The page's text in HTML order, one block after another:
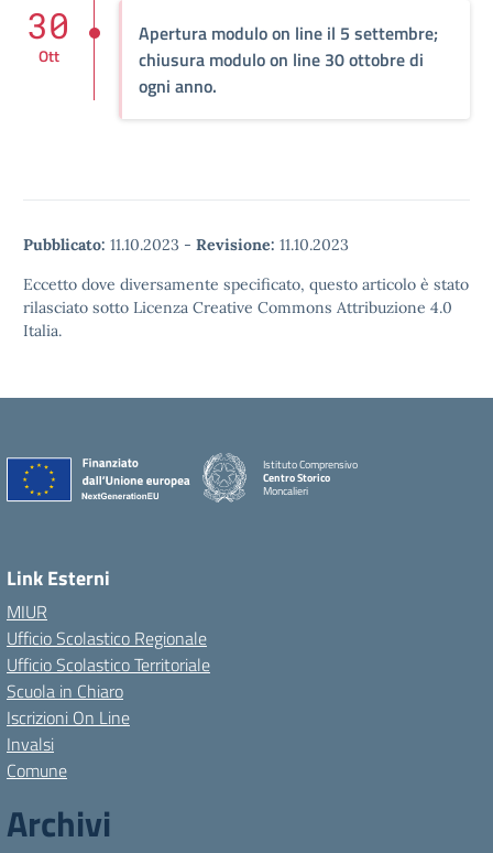
Apertura modulo on line il 5 settembre;
chiusura modulo on line 30 ottobre di
ogni anno.
30
Ott
Pubblicato: 11.10.2023 - Revisione: 11.10.2023
Eccetto dove diversamente specificato, questo articolo è stato
rilasciato sotto Licenza Creative Commons Attribuzione 4.0
Italia.
Istituto Comprensivo
Centro Storico
Moncalieri
Link Esterni
MIUR
Ufficio Scolastico Regionale
Ufficio Scolastico Territoriale
Scuola in Chiaro
Iscrizioni On Line
Invalsi
Comune
Archivi